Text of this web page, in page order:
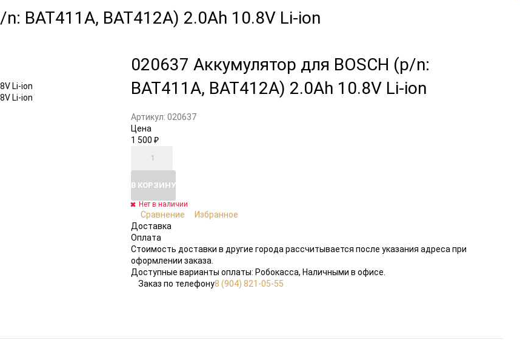
BAT411A, BAT412A) 2.0Ah 10.8V Li-ion
020637 Аккумулятор для BOSCH (p/n:
BAT411A, BAT412A) 2.0Ah 10.8V Li-ion
Артикул: 020637
Цена
1 500 ₽
В КОРЗИНУ
Нет в наличии
Сравнение
Избранное
Доставка
Оплата
Стоимость доставки в другие города рассчитывается после указания адреса при
оформлении заказа.
Доступные варианты оплаты: Робокасса, Наличными в офисе.
Заказ по телефону8 (904) 821-05-55